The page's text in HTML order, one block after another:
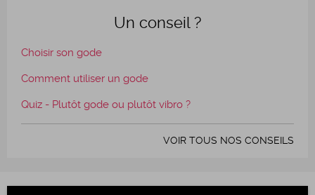
Un conseil ?
Choisir son gode
Comment utiliser un gode
Quiz - Plutôt gode ou plutôt vibro ?
VOIR TOUS NOS CONSEILS